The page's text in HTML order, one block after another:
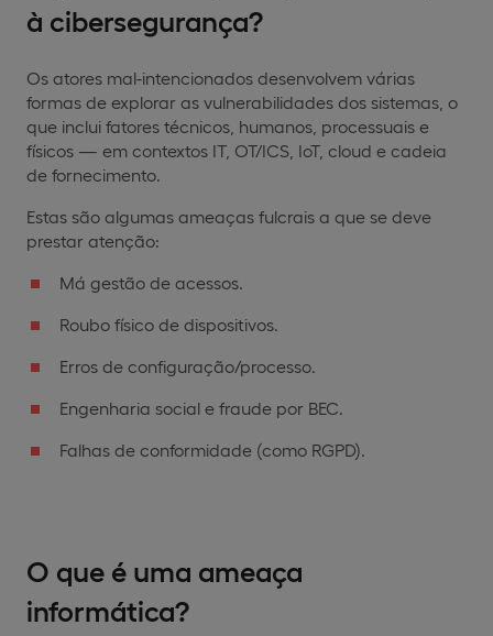
à cibersegurança?
Os atores mal-intencionados desenvolvem várias
formas de explorar as vulnerabilidades dos sistemas, o
que inclui fatores técnicos, humanos, processuais e
físicos — em contextos IT, OT/ICS, IoT, cloud e cadeia
de fornecimento.
Estas são algumas ameaças fulcrais a que se deve
prestar atenção:
Má gestão de acessos.
Roubo físico de dispositivos.
Erros de configuração/processo.
Engenharia social e fraude por BEC.
Falhas de conformidade (como RGPD).
O que é uma ameaça
informática?